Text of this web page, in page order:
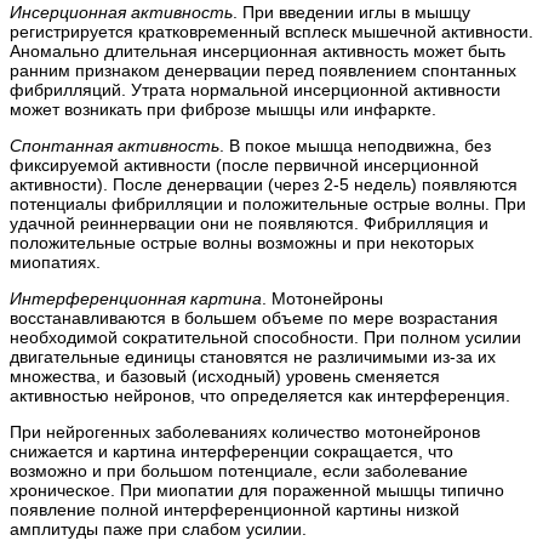
Инсерционная активность . При введении иглы в мышцу
регистрируется кратковременный всплеск мышечной активности.
Аномально длительная инсерционная активность может быть
ранним признаком денервации перед появлением спонтанных
фибрилляций. Утрата нормальной инсерционной активности
может возникать при фиброзе мышцы или инфаркте.
Спонтанная активность . В покое мышца неподвижна, без
фиксируемой активности (после первичной инсерционной
активности). После денервации (через 2-5 недель) появляются
потенциалы фибрилляции и положительные острые волны. При
удачной реиннервации они не появляются. Фибрилляция и
положительные острые волны возможны и при некоторых
миопатиях.
Интерференционная картина . Мотонейроны
восстанавливаются в большем объеме по мере возрастания
необходимой сократительной способности. При полном усилии
двигательные единицы становятся не различимыми из-за их
множества, и базовый (исходный) уровень сменяется
активностью нейронов, что определяется как интерференция.
При нейрогенных заболеваниях количество мотонейронов
снижается и картина интерференции сокращается, что
возможно и при большом потенциале, если заболевание
хроническое. При миопатии для пораженной мышцы типично
появление полной интерференционной картины низкой
амплитуды паже при слабом усилии.